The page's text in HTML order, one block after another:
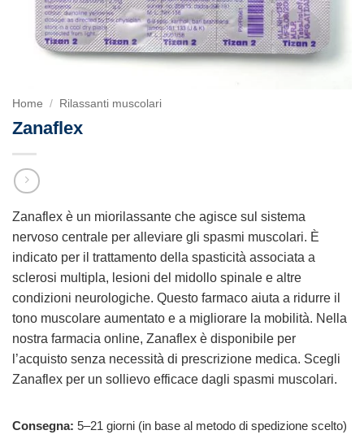
Home / Rilassanti muscolari
Zanaflex
Zanaflex è un miorilassante che agisce sul sistema
nervoso centrale per alleviare gli spasmi muscolari. È
indicato per il trattamento della spasticità associata a
sclerosi multipla, lesioni del midollo spinale e altre
condizioni neurologiche. Questo farmaco aiuta a ridurre il
tono muscolare aumentato e a migliorare la mobilità. Nella
nostra farmacia online, Zanaflex è disponibile per
l’acquisto senza necessità di prescrizione medica. Scegli
Zanaflex per un sollievo efficace dagli spasmi muscolari.
Consegna: 5–21 giorni (in base al metodo di spedizione scelto)